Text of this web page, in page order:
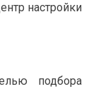
настройки
подбора